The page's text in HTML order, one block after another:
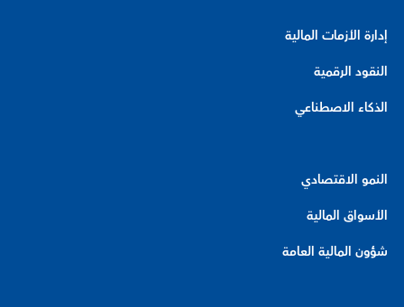
إدارة الأزمات المالية
النقود الرقمية
الذكاء الاصطناعي
النمو الاقتصادي
الأسواق المالية
شؤون المالية العامة